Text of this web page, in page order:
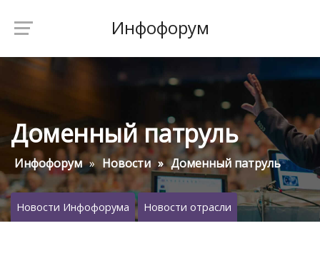
Инфофорум
Доменный патруль
Инфофорум Новости Доменный патруль
Новости Инфофорума Новости отрасли